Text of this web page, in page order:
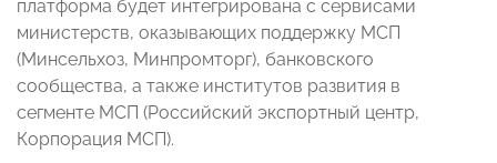
платформа будет интегрирована с сервисами
министерств, оказывающих поддержку МСП
(Минсельхоз, Минпромторг), банковского
сообщества, а также институтов развития в
сегменте МСП (Российский экспортный центр,
Корпорация МСП).